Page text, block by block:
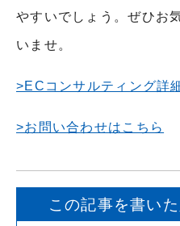
やすいでしょう。ぜひお
いませ。
>ECコンサルティング詳
>お問い合わせはこちら
この記事を書いた